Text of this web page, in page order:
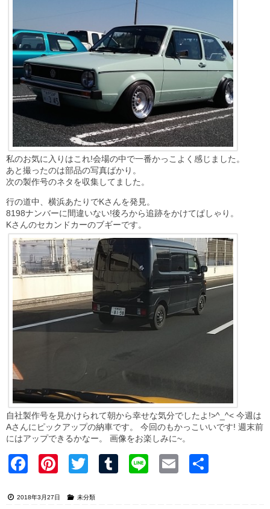
私のお気に入りはこれ!会場の中で一番かっこよく感じました。
あと撮ったのは部品の写真ばかり。
次の製作号のネタを収集してました。
行の道中、横浜あたりでKさんを発見。
8198ナンバーに間違いない!後ろから追跡をかけてぱしゃり。
Kさんのセカンドカーのブギーです。
自社製作号を見かけられて朝から幸せな気分でしたよ!>^_^< 今週は
Aさんにピックアップの納車です。 今回のもかっこいいです! 週末前
にはアップできるかなー。 画像をお楽しみに~。
Faceb Pinter Twitter Tumblr Line Email
2018年3月27日 未分類